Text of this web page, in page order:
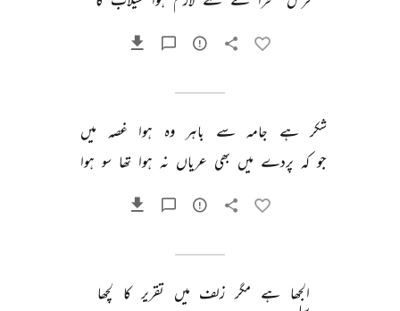
شکر ہے جامہ سے باہر وہ ہوا غصہ
میں
جو کہ پردے میں بھی عریاں نہ ہوا تھا سو ہوا
الجھا ہے مگر زلف میں تقریر کا لچھا